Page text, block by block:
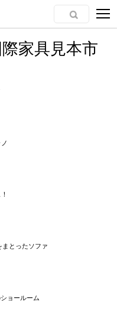
家具見本市
まとったソファ
ョールーム